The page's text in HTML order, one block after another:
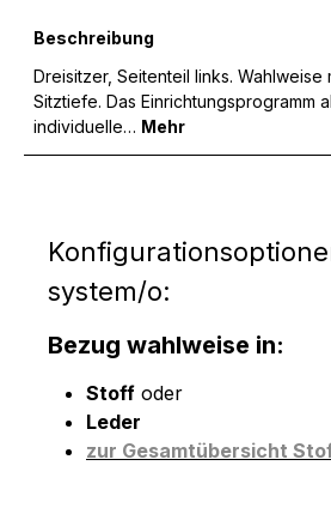
Beschreibung
Dreisitzer, Seitenteil links. Wahlweise
Sitztiefe. Das Einrichtungsprogramm
individuelle… Mehr
system/o:
Bezug wahlweise in:
Stoff oder
Leder
zur Gesamtübersicht